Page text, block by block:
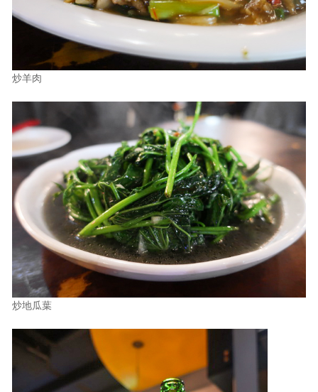
炒羊肉
炒地瓜葉